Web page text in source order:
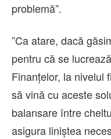
problemă”.
”Ca atare, dacă
pentru că se
Finanţelor, la nivelul
să vină cu aceste
balansare între
asigura liniştea